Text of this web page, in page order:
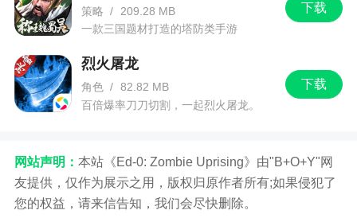
下载
策略 /
209.28 MB
一款三国题材打造的塔防类手游
下载
烈火屠龙
角色 / 82.82 MB
百倍爆率刀刀切割，一起烈火屠龙。
网站声明： 本站《Ed-0: Zombie Uprising》由"B+O+Y"网
友提供，仅作为展示之用，版权归原作者所有;如果侵犯了
您的权益，请来信告知，我们会尽快删除。